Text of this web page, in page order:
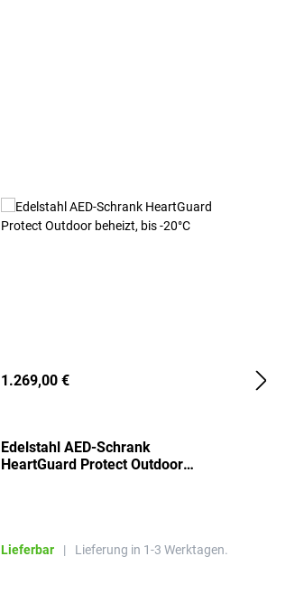
1.269,00 €
Edelstahl AED-Schrank
HeartGuard Protect Outdoor
Lieferbar | Lieferung in 1-3 Werktagen.